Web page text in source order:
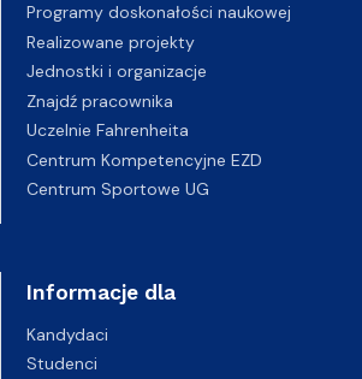
Programy doskonałości naukowej
Realizowane projekty
Jednostki i organizacje
Znajdź pracownika
Uczelnie Fahrenheita
Centrum Kompetencyjne EZD
Centrum Sportowe UG
Informacje dla
Kandydaci
Studenci